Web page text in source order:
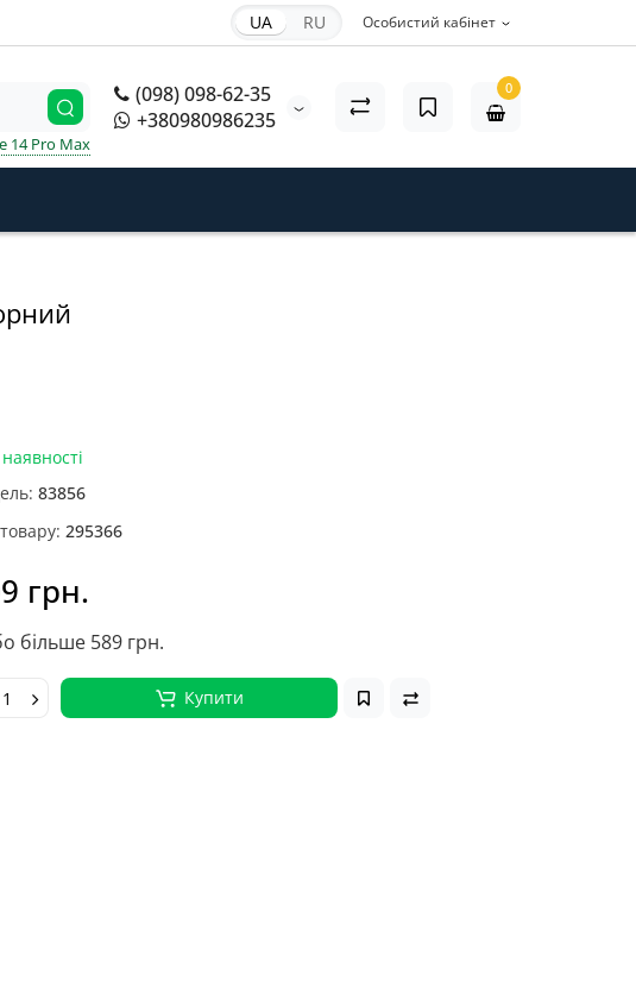
Особистий кабінет
UA RU
(098) 098-62-35
+380980986235
14 Pro Max
0
83856
295366
грн.
більше 589 грн.
Купити